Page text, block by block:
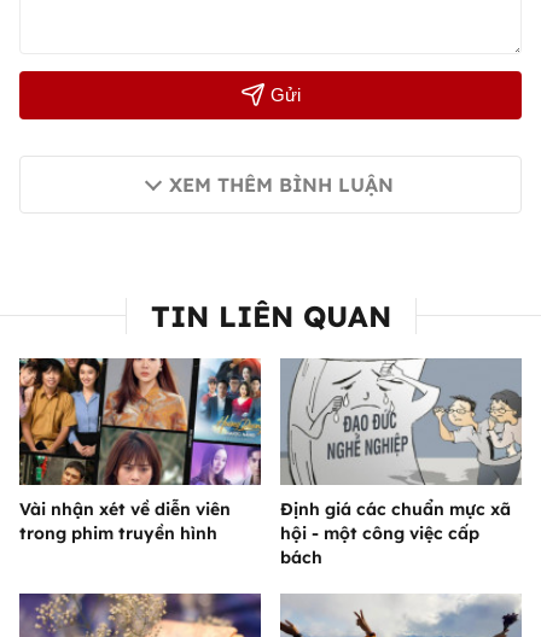
Gửi
XEM THÊM BÌNH LUẬN
TIN LIÊN QUAN
Vài nhận xét về diễn viên
trong phim truyền hình
Định giá các chuẩn mực xã
hội - một công việc cấp
bách